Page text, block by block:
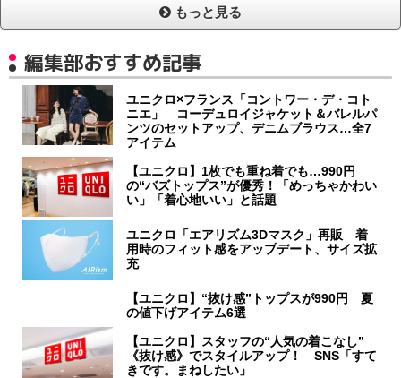
もっと見る
編集部おすすめ記事
ユニクロ×フランス「コントワー・デ・コト
ニエ」 コーデュロイジャケット＆バレルパ
ンツのセットアップ、デニムブラウス…全7
アイテム
【ユニクロ】1枚でも重ね着でも…990円
の“バズトップス”が優秀！「めっちゃかわい
い」「着心地いい」と話題
ユニクロ「エアリズム3Dマスク」再販 着
用時のフィット感をアップデート、サイズ拡
充
【ユニクロ】“抜け感”トップスが990円 夏
の値下げアイテム6選
【ユニクロ】スタッフの“人気の着こなし”
《抜け感》でスタイルアップ！ SNS「すて
きです。まねしたい」